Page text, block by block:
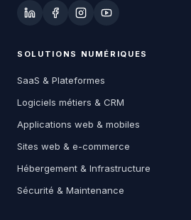
SOLUTIONS NUMÉRIQUES
SaaS & Plateformes
Logiciels métiers & CRM
Applications web & mobiles
Sites web & e-commerce
Hébergement & Infrastructure
Sécurité & Maintenance